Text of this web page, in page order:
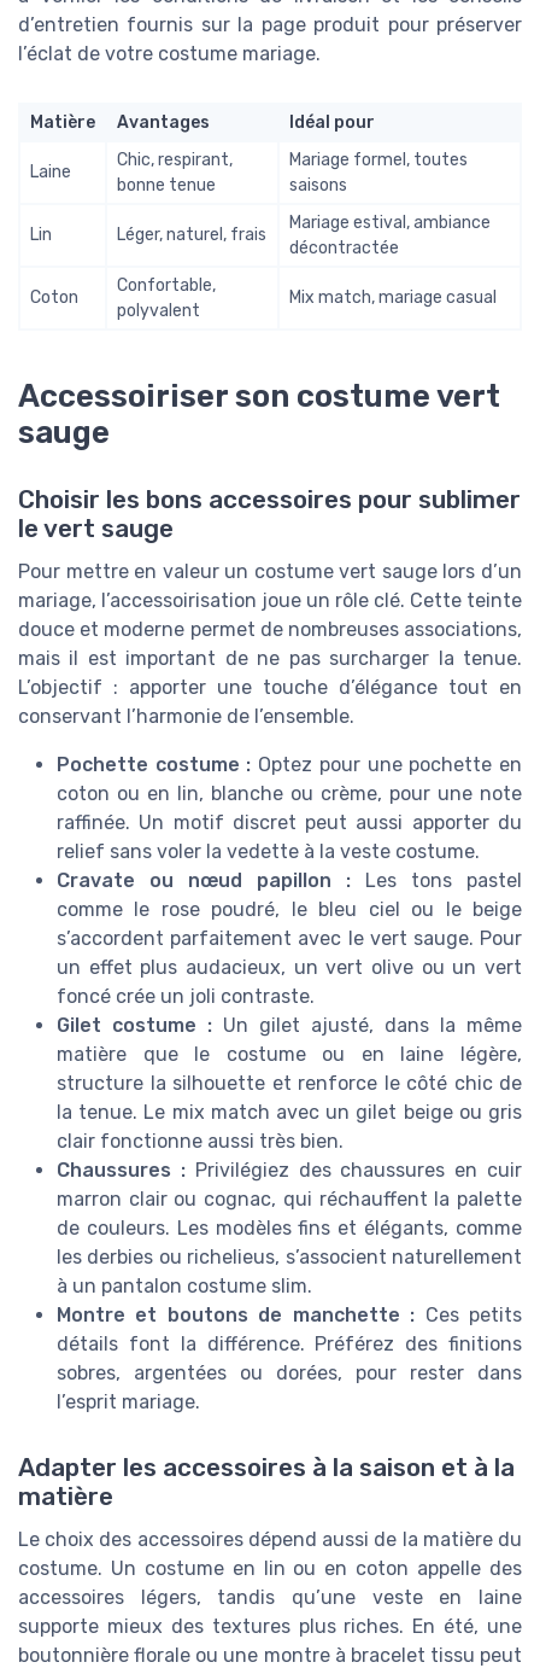
d’entretien fournis sur la page produit pour préserver
l’éclat de votre costume mariage.
Matière Avantages Idéal pour
Laine
Chic, respirant,
bonne tenue
Mariage formel, toutes
saisons
Lin Léger, naturel, frais
Mariage estival, ambiance
décontractée
Coton
Confortable,
polyvalent
Mix match, mariage casual
Accessoiriser son costume vert
sauge
Choisir les bons accessoires pour sublimer
le vert sauge
Pour mettre en valeur un costume vert sauge lors d’un
mariage, l’accessoirisation joue un rôle clé. Cette teinte
douce et moderne permet de nombreuses associations,
mais il est important de ne pas surcharger la tenue.
L’objectif : apporter une touche d’élégance tout en
conservant l’harmonie de l’ensemble.
Pochette costume : Optez pour une pochette en
coton ou en lin, blanche ou crème, pour une note
raffinée. Un motif discret peut aussi apporter du
relief sans voler la vedette à la veste costume.
Cravate ou nœud papillon : Les tons pastel
comme le rose poudré, le bleu ciel ou le beige
s’accordent parfaitement avec le vert sauge. Pour
un effet plus audacieux, un vert olive ou un vert
foncé crée un joli contraste.
Gilet costume : Un gilet ajusté, dans la même
matière que le costume ou en laine légère,
structure la silhouette et renforce le côté chic de
la tenue. Le mix match avec un gilet beige ou gris
clair fonctionne aussi très bien.
Chaussures :Privilégiez des chaussures en cuir
marron clair ou cognac, qui réchauffent la palette
de couleurs. Les modèles fins et élégants, comme
les derbies ou richelieus, s’associent naturellement
à un pantalon costume slim.
Montre et boutons de manchette : Ces petits
détails font la différence. Préférez des finitions
sobres, argentées ou dorées, pour rester dans
l’esprit mariage.
Adapter les accessoires à la saison et à la
matière
Le choix des accessoires dépend aussi de la matière du
costume. Un costume en lin ou en coton appelle des
accessoires légers, tandis qu’une veste en laine
supporte mieux des textures plus riches. En été, une
boutonnière florale ou une montre à bracelet tissu peut